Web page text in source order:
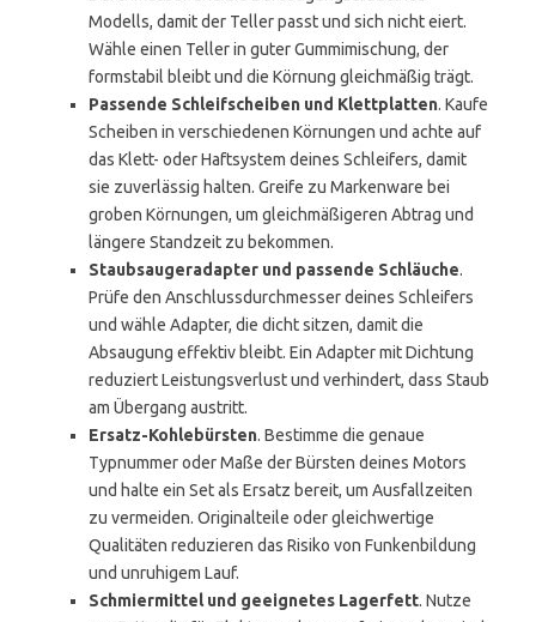
Modells, damit der Teller passt und sich nicht eiert.
Wähle einen Teller in guter Gummimischung, der
formstabil bleibt und die Körnung gleichmäßig trägt.
Passende Schleifscheiben und Klettplatten. Kaufe
Scheiben in verschiedenen Körnungen und achte auf
das Klett- oder Haftsystem deines Schleifers, damit
sie zuverlässig halten. Greife zu Markenware bei
groben Körnungen, um gleichmäßigeren Abtrag und
längere Standzeit zu bekommen.
Staubsaugeradapter und passende Schläuche.
Prüfe den Anschlussdurchmesser deines Schleifers
und wähle Adapter, die dicht sitzen, damit die
Absaugung effektiv bleibt. Ein Adapter mit Dichtung
reduziert Leistungsverlust und verhindert, dass Staub
am Übergang austritt.
Ersatz-Kohlebürsten. Bestimme die genaue
Typnummer oder Maße der Bürsten deines Motors
und halte ein Set als Ersatz bereit, um Ausfallzeiten
zu vermeiden. Originalteile oder gleichwertige
Qualitäten reduzieren das Risiko von Funkenbildung
und unruhigem Lauf.
Schmiermittel und geeignetes Lagerfett. Nutze